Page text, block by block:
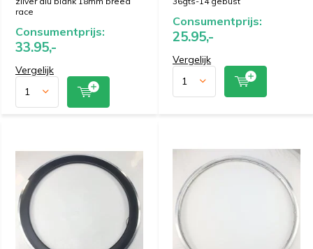
race
Consumentprijs:
33.95,-
Vergelijk
Consumentprijs:
25.95,-
Vergelijk